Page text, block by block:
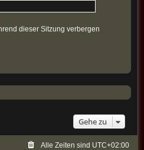
dieser Sitzung verbergen
Gehe zu
Alle Zeiten sind UTC+02:00